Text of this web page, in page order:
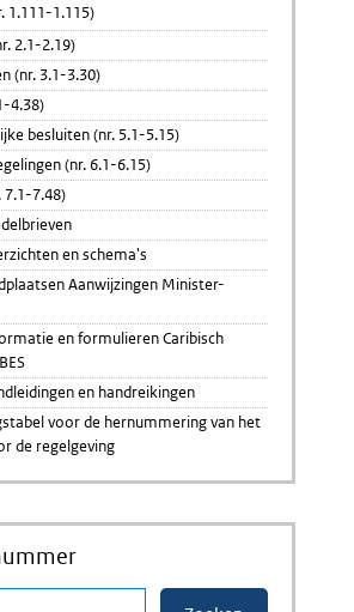
1.111-1.115)
2.1-2.19)
(nr. 3.1-3.30)
4.38)
besluiten (nr. 5.1-5.15)
(nr. 6.1-6.15)
7.1-7.48)
en schema's
Aanwijzingen Minister-
en formulieren Caribisch
en handreikingen
voor de hernummering van het
de regelgeving